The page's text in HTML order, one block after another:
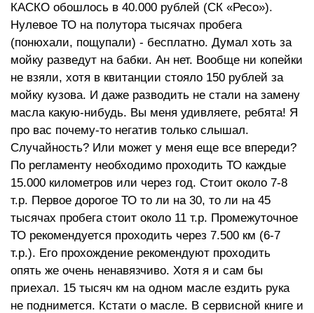
КАСКО обошлось в 40.000 рублей (СК «Ресо»).
Нулевое ТО на полутора тысячах пробега
(понюхали, пощупали) - бесплатно. Думал хоть за
мойку разведут на бабки. Ан нет. Вообще ни копейки
не взяли, хотя в квитанции стояло 150 рублей за
мойку кузова. И даже разводить не стали на замену
масла какую-нибудь. Вы меня удивляете, ребята! Я
про вас почему-то негатив только слышал.
Случайность? Или может у меня еще все впереди?
По регламенту необходимо проходить ТО каждые
15.000 километров или через год. Стоит около 7-8
т.р. Первое дорогое ТО то ли на 30, то ли на 45
тысячах пробега стоит около 11 т.р. Промежуточное
ТО рекомендуется проходить через 7.500 км (6-7
т.р.). Его прохождение рекомендуют проходить
опять же очень ненавязчиво. Хотя я и сам бы
приехал. 15 тысяч км на одном масле ездить рука
не поднимется. Кстати о масле. В сервисной книге и